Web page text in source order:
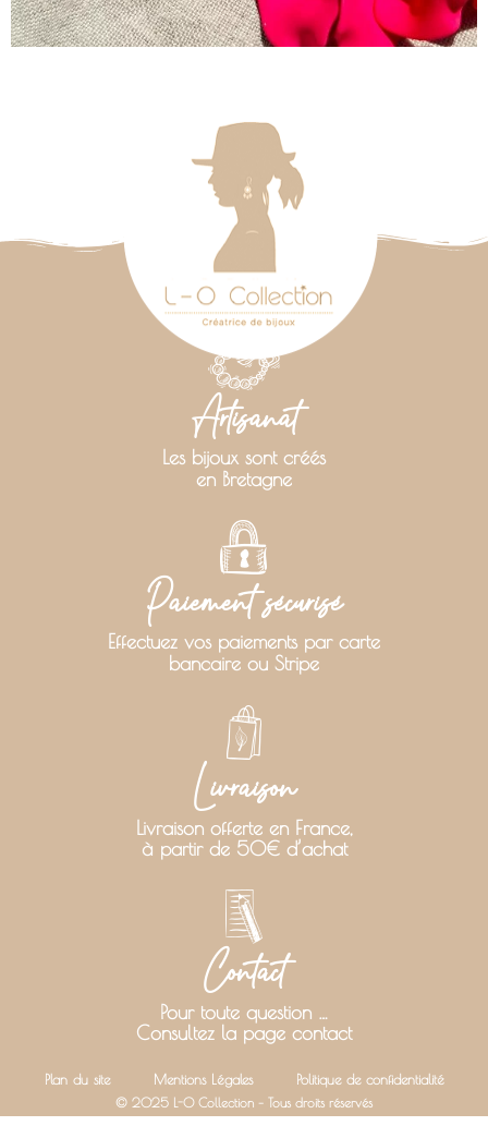
Artisanat
Les bijoux sont créés
en Bretagne
Paiement sécurisé
Effectuez vos paiements par carte
bancaire ou Stripe
Livraison
Livraison offerte en France,
à partir de 50€ d’achat
Contact
Pour toute question …
Consultez la page contact
Plan du site Mentions Légales Politique de confidentialité
© 2025 L-O Collection – Tous droits réservés